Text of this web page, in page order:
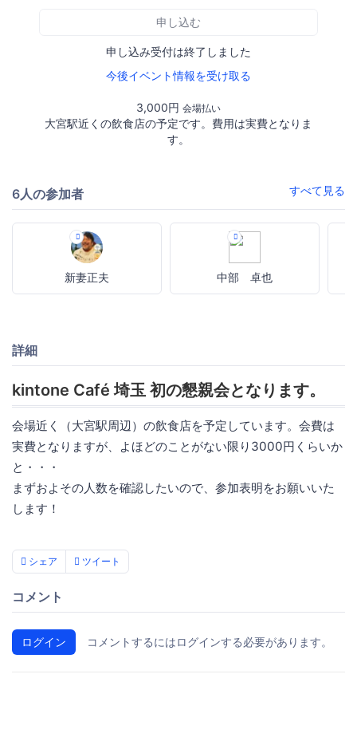
申し込む
申し込み受付は終了しました
今後イベント情報を受け取る
3,000円 会場払い
大宮駅近くの飲食店の予定です。費用は実費となりま
す。
6人の参加者 すべて見る
新妻正夫 中部 卓也
詳細
kintone Café 埼玉 初の懇親会となります。
会場近く（大宮駅周辺）の飲食店を予定しています。会費は
実費となりますが、よほどのことがない限り3000円くらいか
と・・・
まずおよその人数を確認したいので、参加表明をお願いいた
します！
シェア ツイート
コメント
ログイン コメントするにはログインする必要があります。